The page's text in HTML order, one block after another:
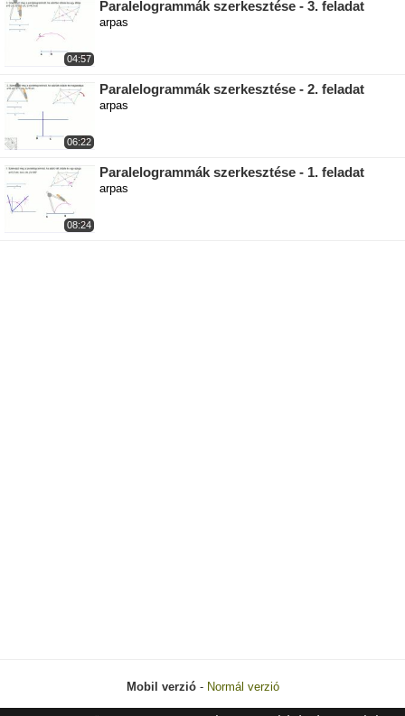
04:57
Paralelogrammák szerkesztése - 3. feladat
arpas
06:22
Paralelogrammák szerkesztése - 2. feladat
arpas
08:24
Paralelogrammák szerkesztése - 1. feladat
arpas
Mobil verzió- Normál verzió